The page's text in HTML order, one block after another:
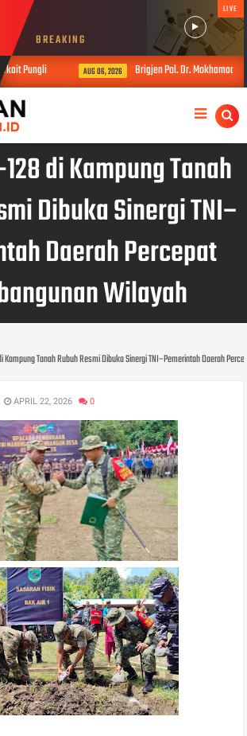
BREAKING
LIVE
Pungli AUG 06, 2026 Brigjen Pol. Dr. Mokhamad Ngajib
128 di Kampung Tanah
Dibuka Sinergi TNI–
Daerah Percepat
Wilayah
Kampung Tanah Rubuh Resmi Dibuka Sinergi TNI–Pemerintah Daerah
APRIL 22, 2026 0